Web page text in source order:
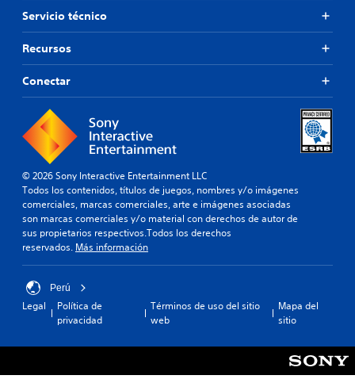
Servicio técnico
Recursos
Conectar
© 2026 Sony Interactive Entertainment LLC
Todos los contenidos, títulos de juegos, nombres y/o imágenes
comerciales, marcas comerciales, arte e imágenes asociadas
son marcas comerciales y/o material con derechos de autor de
sus propietarios respectivos.Todos los derechos
reservados. Más información
Perú
Legal
Política de
privacidad
Términos de uso del sitio
web
Mapa del
sitio